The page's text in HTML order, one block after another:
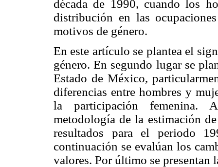
década de 1990, cuando los
distribución en las
motivos de género.
En este artículo se plantea el
género. En segundo lugar se
Estado de México,
diferencias entre hombres y
la participación femenina.
metodología de la estimación
resultados para el periodo
continuación se evalúan los
valores. Por último se presentan